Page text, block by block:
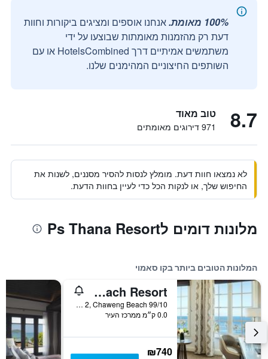
100% מאומת.
אנחנו אוספים ומציגים ביקורות וחוות
דעת רק מהזמנות מאומתות שבוצעו על ידי
משתמשים אמיתיים דרך HotelsCombined או עם
השותפים החיצוניים המהימנים שלנו.
8.7 טוב מאוד
971 דירוגים מאומתים
לא נמצאו חוות דעת. מומלץ לנסות להסיר מסננים, לשנות את
החיפוש שלך, או לנקות הכל כדי לעיין בחוות הדעת.
מלונות דומים לPs Thana Resort
המלונות הטובים ביותר בקו סאמוי
Sala Samui Chaweng Beach Resort
99/10 Moo 2, Chaweng Beach, קו סאמוי, תאילנד
0.0 ק״מ ממרכז העיר
₪740